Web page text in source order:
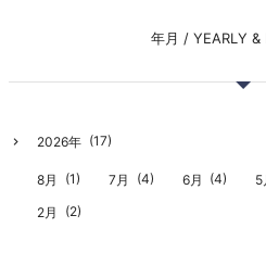
年月 / YEARLY &
2026年 (17)
8月 (1) 7月 (4) 6月 (4) 5
2月 (2)